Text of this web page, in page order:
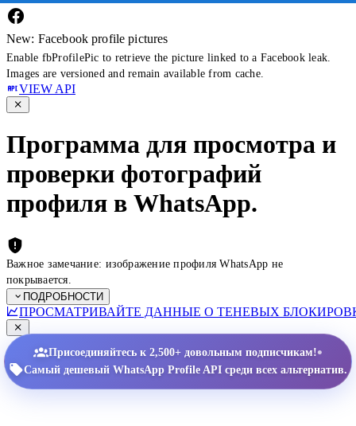
New: Facebook profile pictures
Enable fbProfilePic to retrieve the picture linked to a Facebook leak.
Images are versioned and remain available from cache.
VIEW API
Программа для просмотра и
проверки фотографий
профиля в WhatsApp.
Важное замечание: изображение профиля WhatsApp не
покрывается.
ПОДРОБНОСТИ
ПРОСМАТРИВАЙТЕ ДАННЫЕ О ТЕНЕВЫХ
Присоединяйтесь к 2,500+ довольным подписчикам!•
Самый дешевый WhatsApp Profile API среди всех альтернатив.